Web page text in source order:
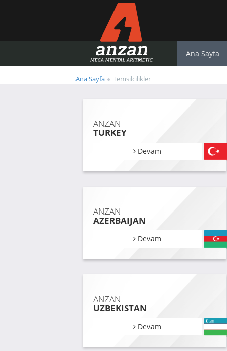
Ana Sayfa
Ana Sayfa Temsilcilikler
ANZAN
TURKEY
Devam
ANZAN
AZERBAIJAN
Devam
ANZAN
UZBEKISTAN
Devam